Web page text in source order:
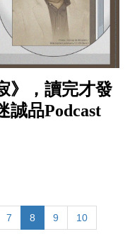
》，讀完才發
誠品Podcast
7 8 9 10